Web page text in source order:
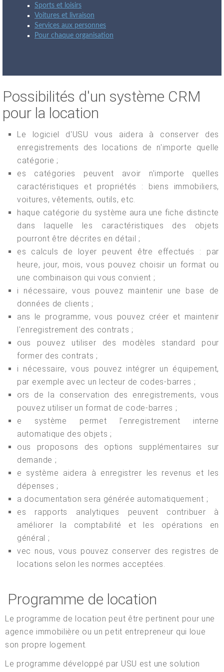
Sports et loisirs
Voitures et livraison
Services aux personnes
Pour chaque organisation
Possibilités d'un système CRM
pour la location
Le logiciel d'USU vous aidera à conserver des
enregistrements des locations de n'importe quelle
catégorie ;
es catégories peuvent avoir n'importe quelles
caractéristiques et propriétés : biens immobiliers,
voitures, vêtements, outils, etc.
haque catégorie du système aura une fiche distincte
dans laquelle les caractéristiques des objets
pourront être décrites en détail ;
es calculs de loyer peuvent être effectués : par
heure, jour, mois, vous pouvez choisir un format ou
une combinaison qui vous convient ;
i nécessaire, vous pouvez maintenir une base de
données de clients ;
ans le programme, vous pouvez créer et maintenir
l'enregistrement des contrats ;
ous pouvez utiliser des modèles standard pour
former des contrats ;
i nécessaire, vous pouvez intégrer un équipement,
par exemple avec un lecteur de codes-barres ;
ors de la conservation des enregistrements, vous
pouvez utiliser un format de code-barres ;
e système permet l'enregistrement interne
automatique des objets ;
ous proposons des options supplémentaires sur
demande ;
e système aidera à enregistrer les revenus et les
dépenses ;
a documentation sera générée automatiquement ;
es rapports analytiques peuvent contribuer à
améliorer la comptabilité et les opérations en
général ;
vec nous, vous pouvez conserver des registres de
locations selon les normes acceptées.
Programme de location
Le programme de location peut être pertinent pour une
agence immobilière ou un petit entrepreneur qui loue
son propre logement.
Le programme développé par USU est une solution